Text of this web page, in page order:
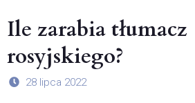
Ile zarabia tłumacz
rosyjskiego?
28 lipca 2022